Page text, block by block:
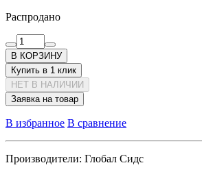
Распродано
В КОРЗИНУ
Купить в 1 клик
НЕТ В НАЛИЧИИ
Заявка на товар
В избранное В сравнение
Производители: Глобал Сидс